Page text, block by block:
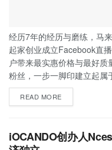
经历7年的经历与磨练，马
起家创业成立Facebook直
户带来最实惠价格与最好
粉丝，一步一脚印建立起属
READ MORE
iOCANDO创办人